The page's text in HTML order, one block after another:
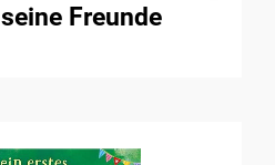
Freunde